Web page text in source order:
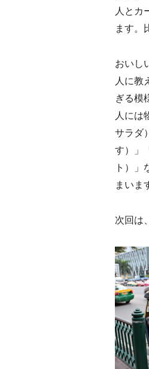
人とカ
ます。
おいし
人に教
ぎる模
人には
サラダ
す）」
ト）」
まいま
次回は